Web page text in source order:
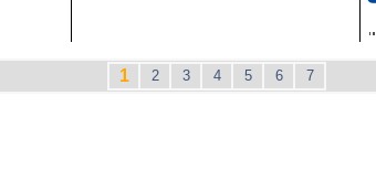
1 2 3 4 5 6 7